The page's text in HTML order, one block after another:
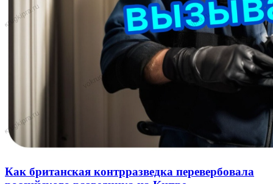
Как британская контрразведка перевербовала